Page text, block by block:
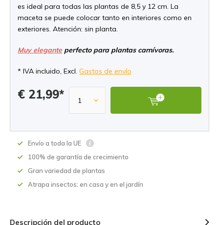
es ideal para todas las plantas de 8,5 y 12 cm. La
maceta se puede colocar tanto en interiores como en
exteriores. Atención: sin planta.
Muy eleganteperfecto para plantas carnívoras.
* IVA incluido, Excl. Gastos de envío
€ 21,99*
Envío a toda la UE
100% de garantía de crecimiento
Gran variedad de plantas
Atrapa insectos: en casa y en el jardín
Descripción del producto